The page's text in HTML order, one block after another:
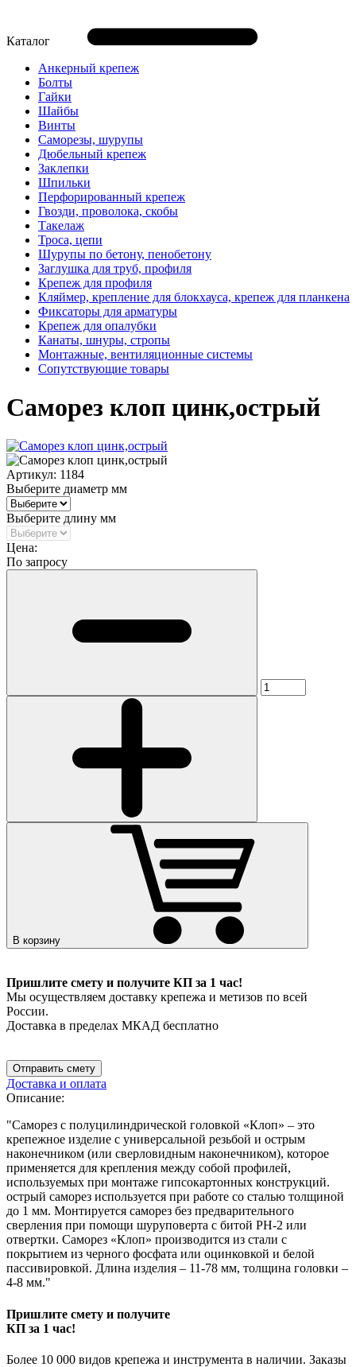
Каталог
Анкерный крепеж
Болты
Гайки
Шайбы
Винты
Саморезы, шурупы
Дюбельный крепеж
Заклепки
Шпильки
Перфорированный крепеж
Гвозди, проволока, скобы
Такелаж
Троса, цепи
Шурупы по бетону, пенобетону
Заглушка для труб, профиля
Крепеж для профиля
Кляймер, крепление для блокхауса, крепеж для планкена
Фиксаторы для арматуры
Крепеж для опалубки
Канаты, шнуры, стропы
Монтажные, вентиляционные системы
Сопутствующие товары
Саморез клоп цинк,острый
Артикул: 1184
Выберите диаметр мм
Выберите длину мм
Цена:
По запросу
В корзину
Пришлите смету и получите КП за 1 час!
Мы осуществляем доставку крепежа и метизов по всей
России.
Доставка в пределах МКАД бесплатно
Отправить смету
Доставка и оплата
Описание:
"Саморез с полуцилиндрической головкой «Клоп» – это
крепежное изделие с универсальной резьбой и острым
наконечником (или сверловидным наконечником), которое
применяется для крепления между собой профилей,
используемых при монтаже гипсокартонных конструкций.
острый саморез используется при работе со сталью толщиной
до 1 мм. Монтируется саморез без предварительного
сверления при помощи шуруповерта с битой РН-2 или
отвертки. Саморез «Клоп» производится из стали с
покрытием из черного фосфата или оцинковкой и белой
пассивировкой. Длина изделия – 11-78 мм, толщина головки –
4-8 мм."
Пришлите смету и получите
КП за 1 час!
Более 10 000 видов крепежа и инструмента в наличии. Заказы